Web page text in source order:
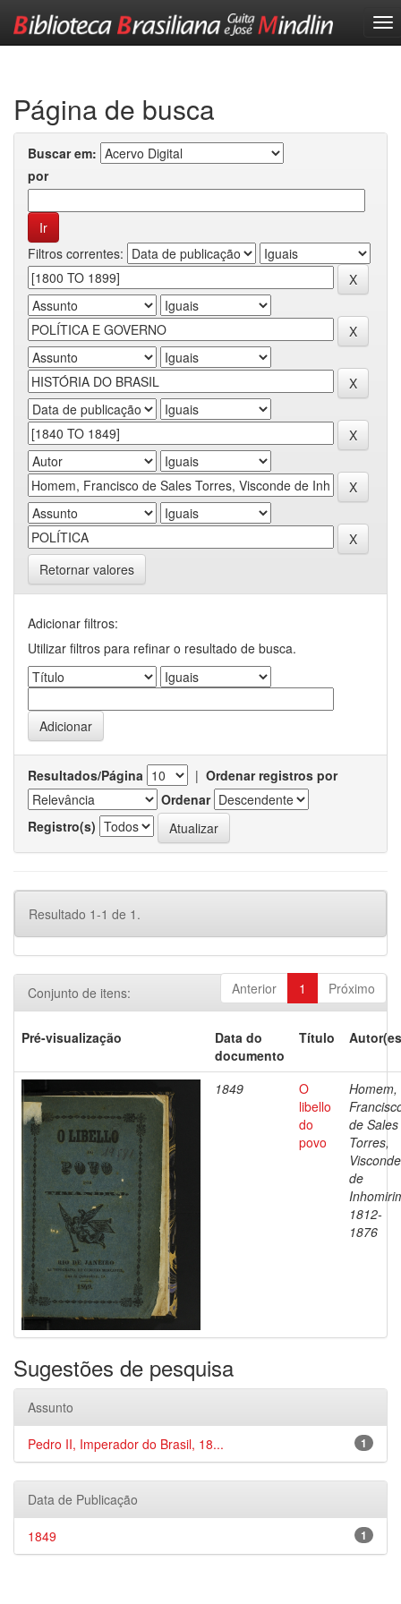
Página de busca
Buscar em:
por
Filtros correntes:
Retornar valores
Adicionar filtros:
Utilizar filtros para refinar o resultado de busca.
Resultados/Página | Ordenar registros por
Ordenar
Registro(s)
Resultado 1-1 de 1.
Anterior 1 Próximo
Conjunto de itens:
Pré-visualização
Data do
documento
Título
1849
O
libello
do
povo
Homem,
de Sales
Torres,
Visconde
de
1812-
1876
Sugestões de pesquisa
Assunto
1
Pedro II, Imperador do Brasil, 18...
Data de Publicação
1
1849